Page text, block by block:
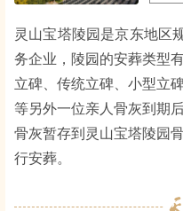
灵山宝塔陵园是京东地区
务企业，陵园的安葬类型
立碑、传统立碑、小型立
等另外一位亲人骨灰到期
骨灰暂存到灵山宝塔陵园
行安葬。